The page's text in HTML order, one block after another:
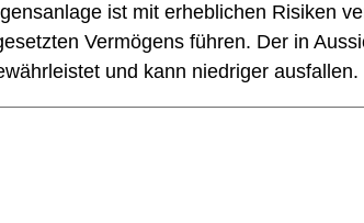
ist mit erheblichen Risiken
Vermögens führen. Der in
und kann niedriger ausfallen.